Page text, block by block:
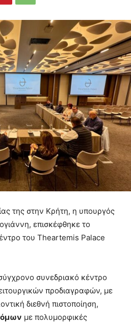
της στην Κρήτη, η υπουργός
επισκέφθηκε το
του Theartemis Palace
συνεδριακό κέντρο
προδιαγραφών, με
διεθνή πιστοποίηση,
με πολυμορφικές